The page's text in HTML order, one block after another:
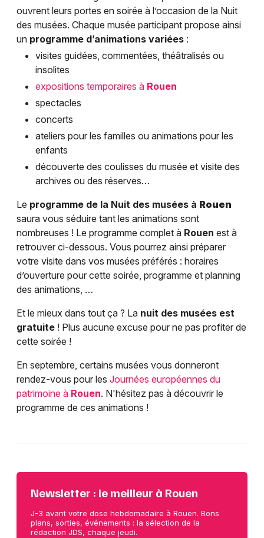
ouvrent leurs portes en soirée à l’occasion de la Nuit
des musées. Chaque musée participant propose ainsi
un programme d’animations variées :
visites guidées, commentées, théâtralisés ou
insolites
expositions temporaires à Rouen
spectacles
concerts
ateliers pour les familles ou animations pour les
enfants
découverte des coulisses du musée et visite des
archives ou des réserves…
Le programme de la Nuit des musées à Rouen
saura vous séduire tant les animations sont
nombreuses ! Le programme complet à Rouen est à
retrouver ci-dessous. Vous pourrez ainsi préparer
votre visite dans vos musées préférés : horaires
d’ouverture pour cette soirée, programme et planning
des animations, …
Et le mieux dans tout ça ? La nuit des musées est
gratuite ! Plus aucune excuse pour ne pas profiter de
cette soirée !
En septembre, certains musées vous donneront
rendez-vous pour les Journées européennes du
patrimoine à Rouen. N'hésitez pas à découvrir le
programme de ces animations !
Newsletter : le meilleur à Rouen
J-3 avant votre dose hebdomadaire à Rouen. Bons
plans, sorties, événements : la sélection de la
rédaction JDS, chaque jeudi.